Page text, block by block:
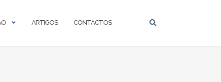
ARTIGOS CONTACTOS